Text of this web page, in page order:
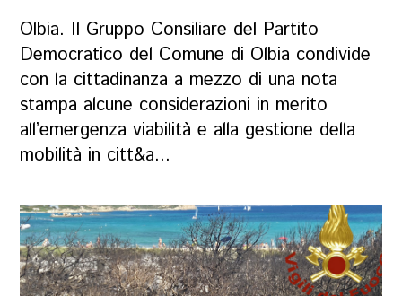
Olbia. Il Gruppo Consiliare del Partito
Democratico del Comune di Olbia condivide
con la cittadinanza a mezzo di una nota
stampa alcune considerazioni in merito
all’emergenza viabilità e alla gestione della
mobilità in citt&a...